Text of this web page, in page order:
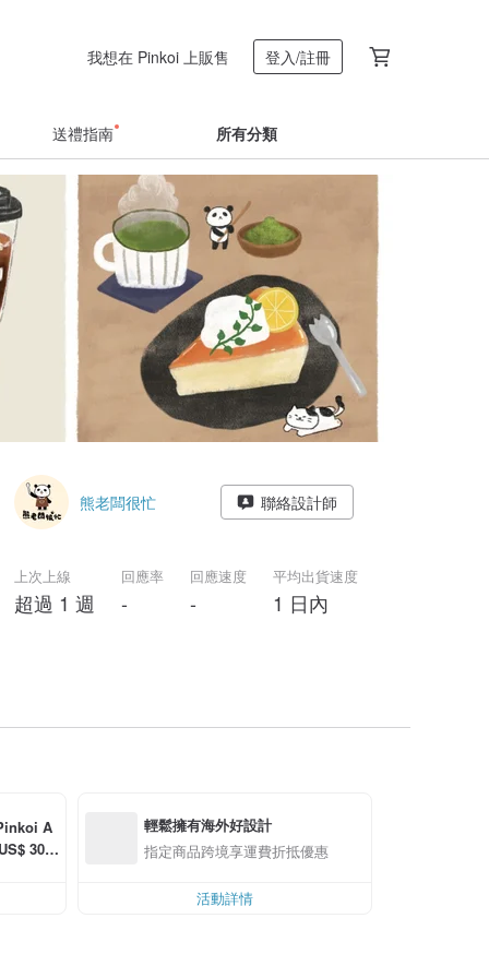
我想在 Pinkoi 上販售 登入/註冊
送禮指南 所有分類
熊老闆很忙 聯絡設計師
上次上線
超過 1 週
回應率
-
回應速度
-
平均出貨速度
1 日內
A
30.0
輕鬆擁有海外好設計
指定商品跨境享運費折抵優惠
活動詳情